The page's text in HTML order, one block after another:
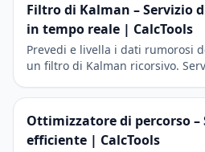
Filtro di Kalman – Servizio
in tempo reale | CalcTools
Prevedi e livella i dati rumorosi
un filtro di Kalman ricorsivo.
Ottimizzatore di percorso
efficiente | CalcTools